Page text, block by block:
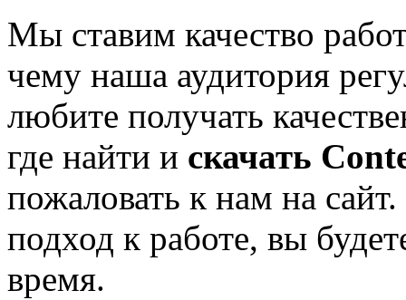
Мы ставим качество
чему наша аудитория
любите получать
где найти и скачать
пожаловать к нам на
подход к работе, вы
время.